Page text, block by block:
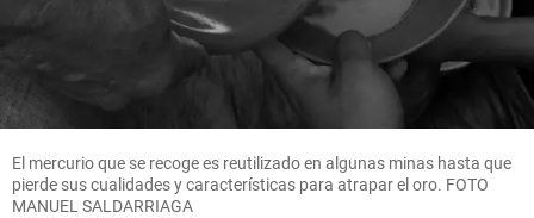
El mercurio que se recoge es reutilizado en algunas minas hasta que
pierde sus cualidades y características para atrapar el oro. FOTO
MANUEL SALDARRIAGA